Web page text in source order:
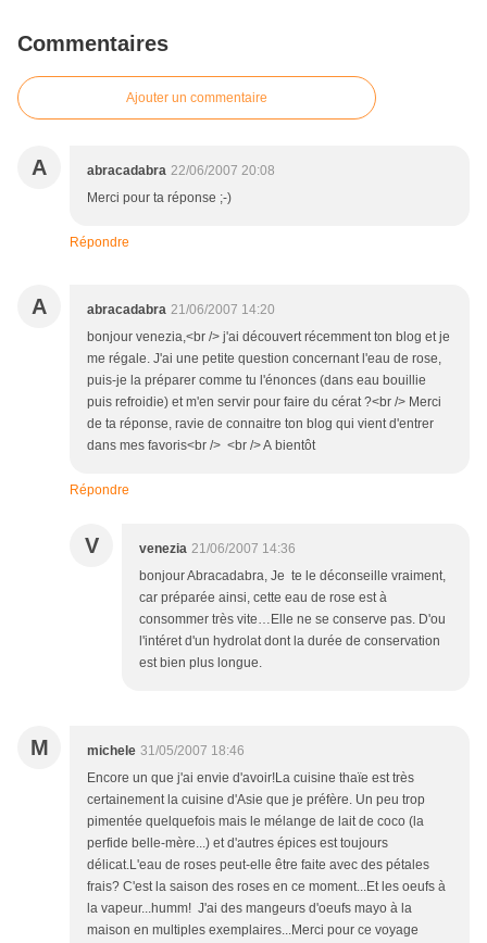
Commentaires
Ajouter un commentaire
A abracadabra 22/06/2007 20:08
Merci pour ta réponse ;-)
Répondre
A abracadabra 21/06/2007 14:20
bonjour venezia,<br /> j'ai découvert récemment ton blog et je
me régale. J'ai une petite question concernant l'eau de rose,
puis-je la préparer comme tu l'énonces (dans eau bouillie
puis refroidie) et m'en servir pour faire du cérat ?<br /> Merci
de ta réponse, ravie de connaitre ton blog qui vient d'entrer
dans mes favoris<br /> <br /> A bientôt
Répondre
V venezia 21/06/2007 14:36
bonjour Abracadabra, Je te le déconseille vraiment,
car préparée ainsi, cette eau de rose est à
consommer très vite…Elle ne se conserve pas. D'ou
l'intéret d'un hydrolat dont la durée de conservation
est bien plus longue.
M michele 31/05/2007 18:46
Encore un que j'ai envie d'avoir!La cuisine thaïe est très
certainement la cuisine d'Asie que je préfère. Un peu trop
pimentée quelquefois mais le mélange de lait de coco (la
perfide belle-mère...) et d'autres épices est toujours
délicat.L'eau de roses peut-elle être faite avec des pétales
frais? C'est la saison des roses en ce moment...Et les oeufs à
la vapeur...humm! J'ai des mangeurs d'oeufs mayo à la
maison en multiples exemplaires...Merci pour ce voyage